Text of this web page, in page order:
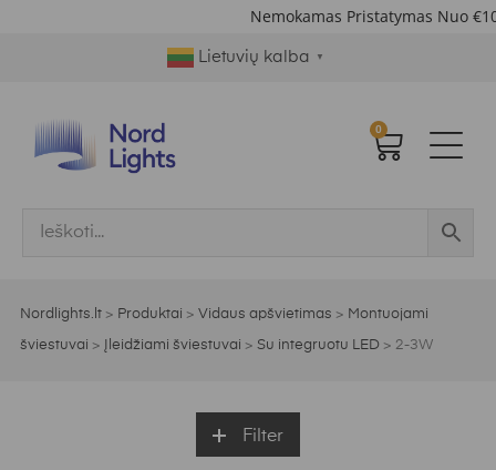
Nemokamas Pristatymas Nuo
Lietuvių kalba ▼
0
Nordlights.lt > Produktai > Vidaus apšvietimas > Montuojami
šviestuvai > Įleidžiami šviestuvai > Su integruotu LED > 2-3W
Filter